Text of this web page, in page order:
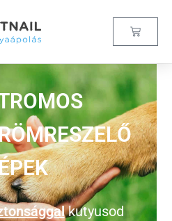
kutyusod